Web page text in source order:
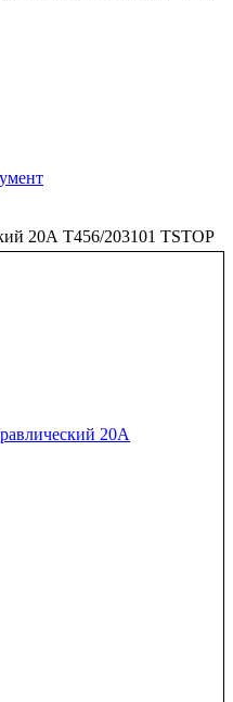
20А Т456/203101 TSTOP